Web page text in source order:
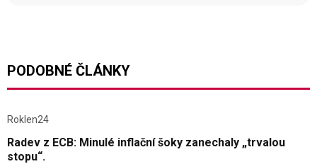
PODOBNÉ ČLÁNKY
Roklen24
Radev z ECB: Minulé inflační šoky zanechaly „trvalou
stopu“.